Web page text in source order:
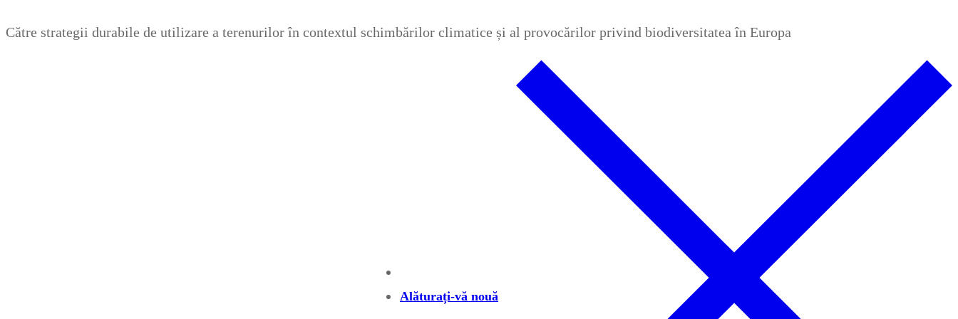
Inhalt
Către strategii durabile de utilizare a terenurilor în contextul schimbărilor climatice și al provocărilor privind biodiversitatea în Europa
Alăturați-vă nouă